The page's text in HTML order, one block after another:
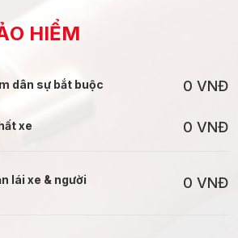
HIỂM
dân sự bắt buộc 0 VNĐ
xe 0 VNĐ
lái xe & người
0 VNĐ